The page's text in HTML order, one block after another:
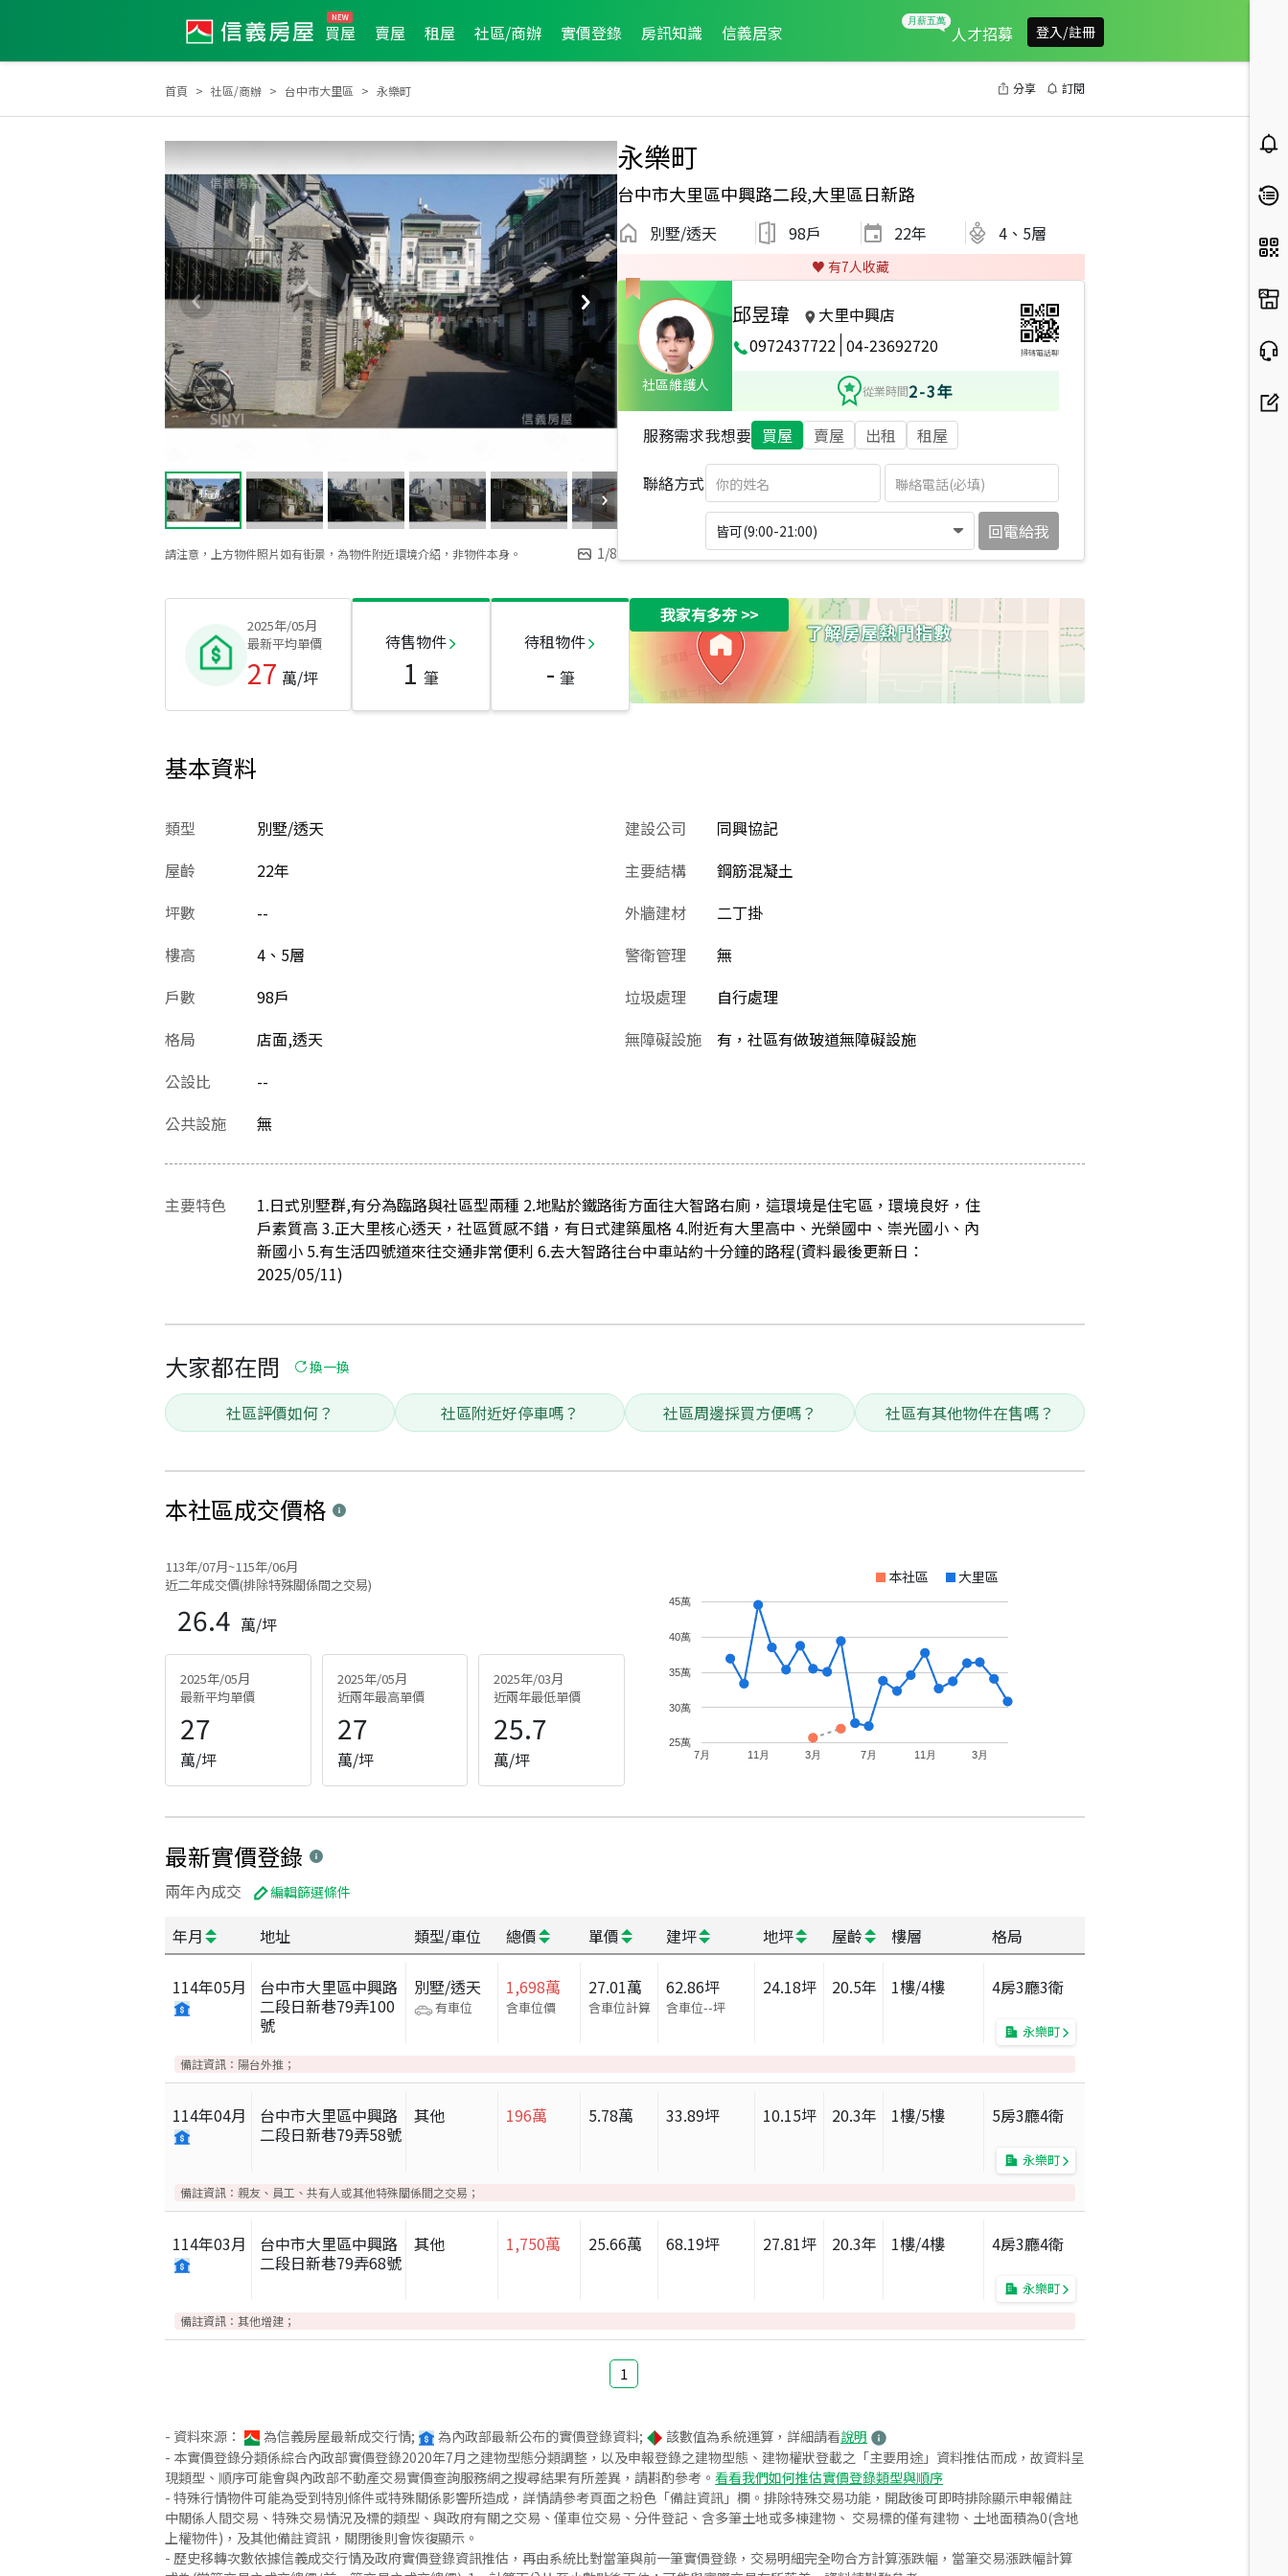
買屋 賣屋 租屋 社區/商辦 實價登錄 房訊知識 信義居家 人才招募 登入/註冊
首頁 社區/商辦 台中市大里區 永樂町 分享 訂閱
請注意，上方物件照片如有街景，為物件附近環境介紹，非物件本身。 1/8
永樂町
台中市大里區中興路二段,大里區日新路
別墅/透天 98戶 22年 4、5層
♥️ 有7人收藏
社區維護人
邱昱瑋
大里中興店
0972437722 04-23692720 掃碼電話聊
從業時間2-3年
服務需求我想要 買屋 賣屋 出租 租屋
聯絡方式
皆可(9:00-21:00) 回電給我
2025年/05月
最新平均單價
27 萬/坪
待售物件
1 筆
待租物件
- 筆
我家有多夯>>
基本資料
類型
別墅/透天
屋齡
22年
坪數
--
樓高
4、5層
戶數
98戶
格局
店面,透天
公設比
--
建設公司
同興協記
主要結構
鋼筋混凝土
外牆建材
二丁掛
警衛管理
無
垃圾處理
自行處理
無障礙設施
有，社區有做玻道無障礙設施
公共設施 無
主要特色
1.日式別墅群,有分為臨路與社區型兩種 2.地點於鐵路街方面往大智路右廁，這環境是住宅區，環境良好，住
戶素質高 3.正大里核心透天，社區質感不錯，有日式建築風格 4.附近有大里高中、光榮國中、崇光國小、內
新國小 5.有生活四號道來往交通非常便利 6.去大智路往台中車站約十分鐘的路程(資料最後更新日：
2025/05/11)
大家都在問 換一換
社區評價如何？ 社區附近好停車嗎？ 社區周邊採買方便嗎？ 社區有其他物件在售嗎？
本社區成交價格
113年/07月~115年/06月
近二年成交價(排除特殊關係間之交易)
26.4 萬/坪
2025年/05月
最新平均單價
27
萬/坪
2025年/05月
近兩年最高單價
27
萬/坪
2025年/03月
近兩年最低單價
25.7
萬/坪
本社區 大里區
7月 11月 3月 7月 11月 3月
25萬
30萬
35萬
40萬
45萬
最新實價登錄
兩年內成交 編輯篩選條件
年月 地址 類型/車位 總價 單價 建坪 地坪 屋齡 樓層 格局
114年05月
台中市大里區中興路
二段日新巷79弄100
號
別墅/透天
有車位
1,698萬
含車位價
27.01萬
含車位計算
62.86坪
含車位--坪
24.18坪 20.5年 1樓/4樓 4房3廳3衛
永樂町
備註資訊： 陽台外推；
114年04月
台中市大里區中興路
二段日新巷79弄58號
其他 196萬 5.78萬 33.89坪 10.15坪 20.3年 1樓/5樓 5房3廳4衛
永樂町
備註資訊： 親友、員工、共有人或其他特殊關係間之交易；
114年03月
台中市大里區中興路
二段日新巷79弄68號
其他 1,750萬 25.66萬 68.19坪 27.81坪 20.3年 1樓/4樓 4房3廳4衛
永樂町
備註資訊： 其他增建；
1
- 資料來源： 為信義房屋最新成交行情; 為內政部最新公布的實價登錄資料; 該數值為系統運算，詳細請看說明
- 本實價登錄分類係綜合內政部實價登錄2020年7月之建物型態分類調整，以及申報登錄之建物型態、建物權狀登載之「主要用途」資料推估而成，故資料呈
現類型、順序可能會與內政部不動產交易實價查詢服務網之搜尋結果有所差異，請斟酌參考。 看看我們如何推估實價登錄類型與順序
- 特殊行情物件可能為受到特別條件或特殊關係影響所造成，詳情請參考頁面之粉色「備註資訊」欄。排除特殊交易功能，開啟後可即時排除顯示申報備註
中關係人間交易、特殊交易情況及標的類型、與政府有關之交易、僅車位交易、分件登記、含多筆土地或多棟建物、 交易標的僅有建物、土地面積為0(含地
上權物件)，及其他備註資訊，關閉後則會恢復顯示。
- 歷史移轉次數依據信義成交行情及政府實價登錄資訊推估，再由系統比對當筆與前一筆實價登錄，交易明細完全吻合方計算漲跌幅，當筆交易漲跌幅計算